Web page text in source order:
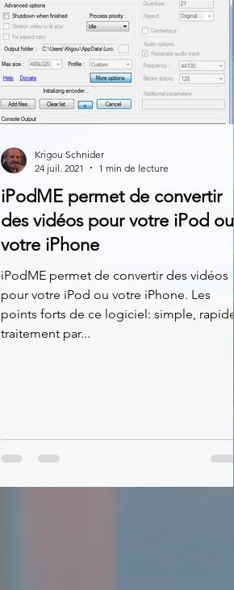
iPodME permet de convertir
des vidéos pour votre iPod ou
votre iPhone
iPodME permet de convertir des vidéos
pour votre iPod ou votre iPhone. Les
points forts de ce logiciel: simple, rapide,
traitement par...
Krigou Schnider
24 juil. 2021
1 min de lecture